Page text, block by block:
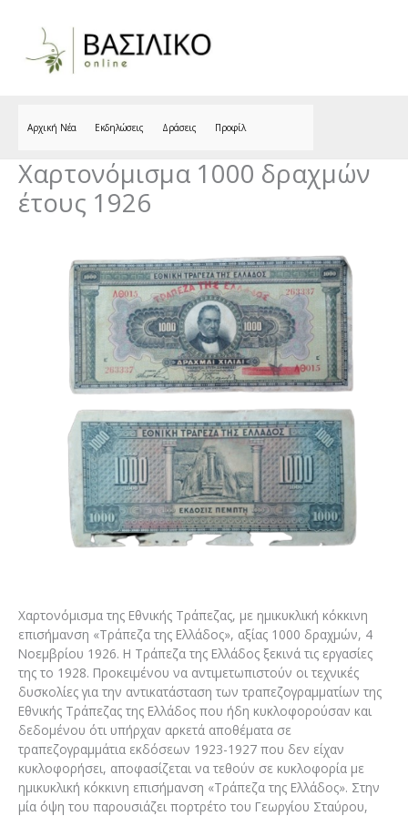
Αρχική Νέα Εκδηλώσεις Δράσεις Προφίλ
Χαρτονόμισμα 1000 δραχμών
έτους 1926
Χαρτονόμισμα της Εθνικής Τράπεζας, με ημικυκλική κόκκινη
επισήμανση «Τράπεζα της Ελλάδος», αξίας 1000 δραχμών, 4
Νοεμβρίου 1926. Η Τράπεζα της Ελλάδος ξεκινά τις εργασίες
της το 1928. Προκειμένου να αντιμετωπιστούν οι τεχνικές
δυσκολίες για την αντικατάσταση των τραπεζογραμματίων της
Εθνικής Τράπεζας της Ελλάδος που ήδη κυκλοφορούσαν και
δεδομένου ότι υπήρχαν αρκετά αποθέματα σε
τραπεζογραμμάτια εκδόσεων 1923-1927 που δεν είχαν
κυκλοφορήσει, αποφασίζεται να τεθούν σε κυκλοφορία με
ημικυκλική κόκκινη επισήμανση «Τράπεζα της Ελλάδος». Στην
μία όψη του παρουσιάζει πορτρέτο του Γεωργίου Σταύρου,